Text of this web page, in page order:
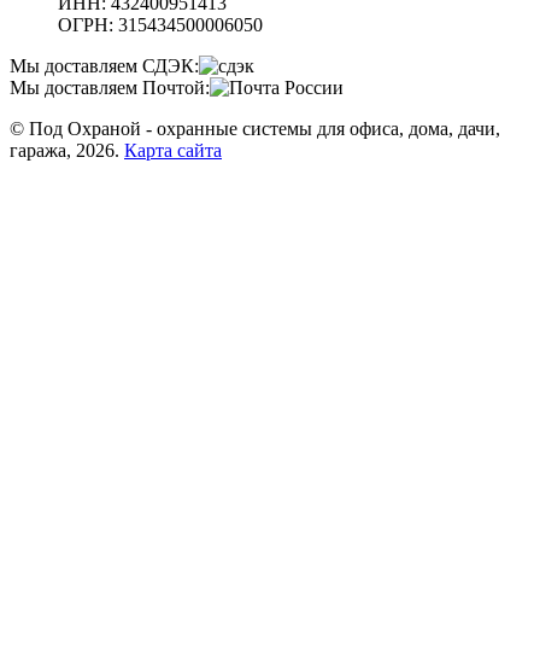
ОГРН: 315434500006050
Мы доставляем СДЭК:
Мы доставляем Почтой:
© Под Охраной - охранные системы для офиса, дома, дачи,
гаража, 2026. Карта сайта